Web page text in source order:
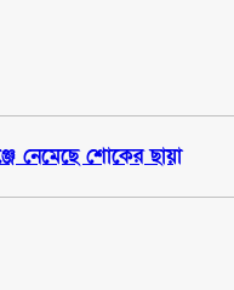
নেমেছে শোকের ছায়া